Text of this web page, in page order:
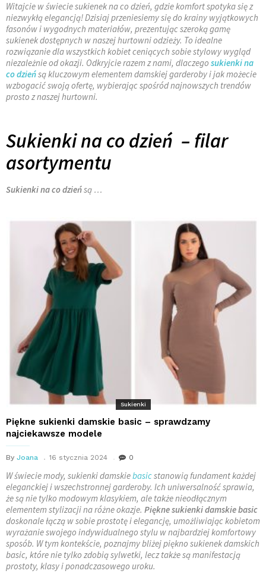
Witajcie w świecie sukienek na co dzień, gdzie komfort spotyka się z
niezwykłą elegancją! Dzisiaj przeniesiemy się do krainy wyjątkowych
fasonów i wygodnych materiałów, prezentując szeroką gamę
sukienek dostępnych w naszej hurtowni odzieży. To idealne
rozwiązanie dla wszystkich kobiet ceniących sobie stylowy wygląd
niezależnie od okazji. Odkryjcie razem z nami, dlaczego sukienki na
co dzieńsą kluczowym elementem damskiej garderoby i jak możecie
wzbogacić swoją ofertę, wybierając spośród najnowszych trendów
prosto z naszej hurtowni.
Sukienki na co dzień – filar
asortymentu
Sukienki na co dzieńsą …
Sukienki
Piękne sukienki damskie basic – sprawdzamy
najciekawsze modele
By Joana 16 stycznia 2024 0
W świecie mody, sukienki damskiebasicstanowią fundament każdej
eleganckiej i wszechstronnej garderoby. Ich uniwersalność sprawia,
że są nie tylko modowym klasykiem, ale także nieodłącznym
elementem stylizacji na różne okazje. Piękne sukienki damskie basic
doskonale łączą w sobie prostotę i elegancję, umożliwiając kobietom
wyrażanie swojego indywidualnego stylu w najbardziej komfortowy
sposób. W tym kontekście, poznajmy bliżej piękno sukienek damskich
basic, które nie tylko zdobią sylwetki, lecz także są manifestacją
prostoty, klasy i ponadczasowego uroku.